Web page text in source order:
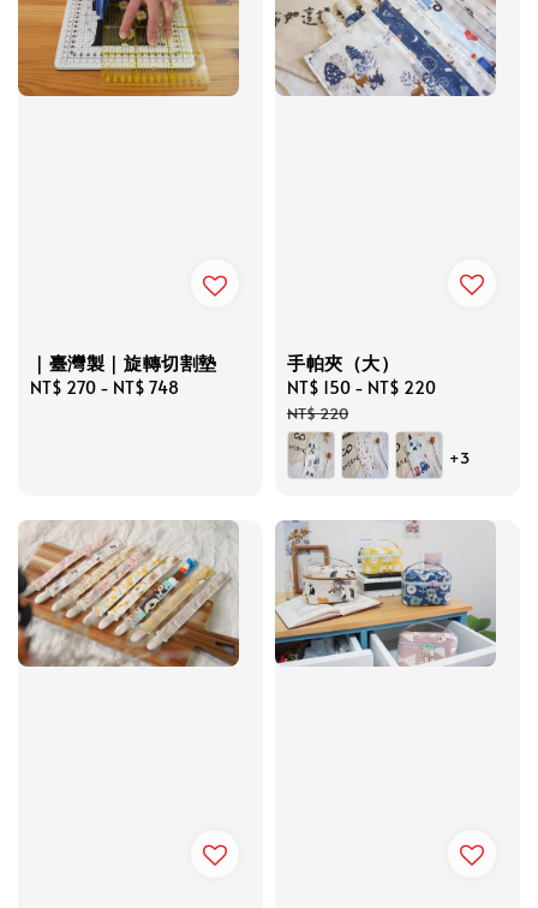
｜臺灣製｜旋轉切割墊
Regular
NT$ 270 - NT$ 748
手帕夾（大）
Sale
price
NT$ 150 - NT$ 220
NT$ 220
+3